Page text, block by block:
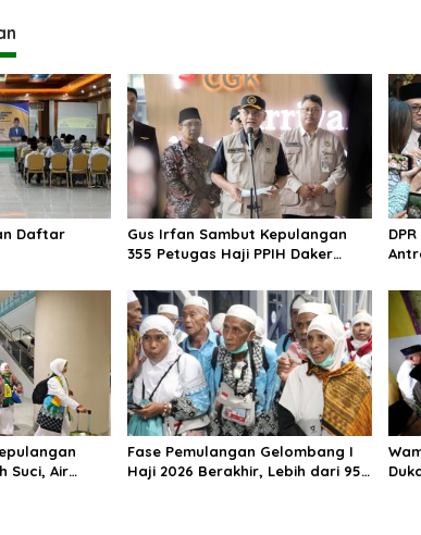
Daftar
Gus Irfan Sambut Kepulangan
355 Petugas Haji PPIH Daker
Suci, Air
Fase Pemulangan Gelombang I
Haji 2026 Berakhir, Lebih dari 95